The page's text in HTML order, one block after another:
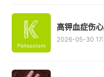
高钾血症伤
2026-05-30